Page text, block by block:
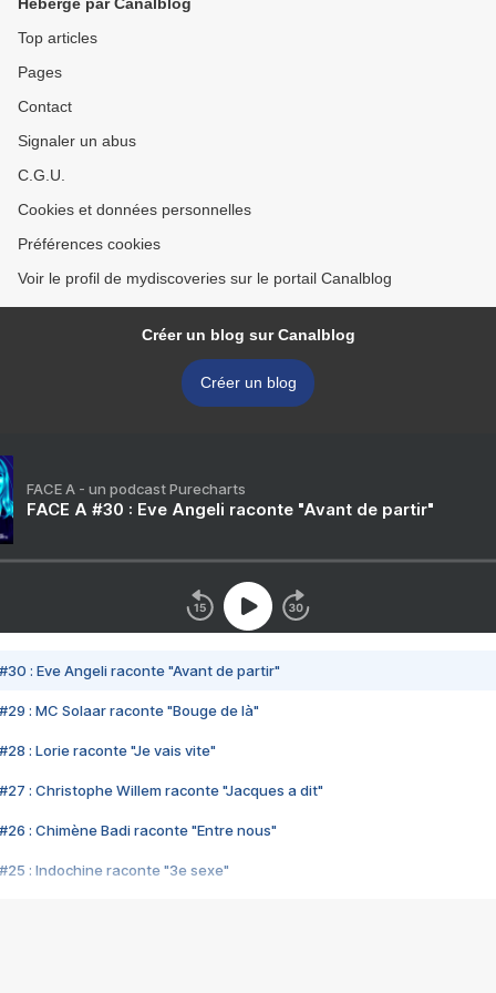
Top articles
Pages
Contact
Signaler un abus
C.G.U.
Cookies et données personnelles
Préférences cookies
Voir le profil de mydiscoveries sur le portail Canalblog
Créer un blog sur Canalblog
Créer un blog
FACE A - un podcast Purecharts
FACE A #30 : Eve Angeli raconte "Avant de partir"
#30 : Eve Angeli raconte "Avant de partir"
#29 : MC Solaar raconte "Bouge de là"
#28 : Lorie raconte "Je vais vite"
#27 : Christophe Willem raconte "Jacques a dit"
#26 : Chimène Badi raconte "Entre nous"
#25 : Indochine raconte "3e sexe"